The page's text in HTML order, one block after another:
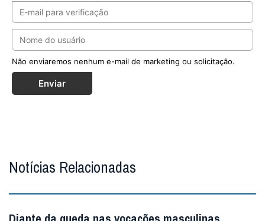
Não enviaremos nenhum e-mail de marketing ou solicitação.
Enviar
Notícias Relacionadas